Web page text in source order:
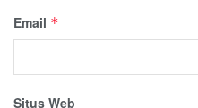
Email *
Situs Web